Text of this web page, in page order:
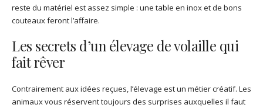
reste du matériel est assez simple : une table en inox et de bons
couteaux feront l’affaire.
Les secrets d’un élevage de volaille qui
fait rêver
Contrairement aux idées reçues, l’élevage est un métier créatif. Les
animaux vous réservent toujours des surprises auxquelles il faut